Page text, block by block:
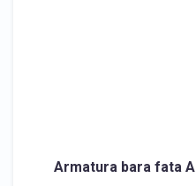
Armatura bara fata